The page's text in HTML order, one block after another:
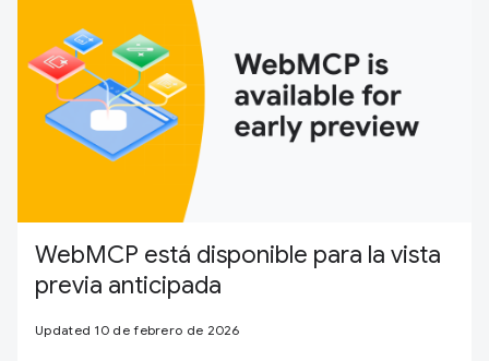
WebMCP está disponible para la vista
previa anticipada
Updated 10 de febrero de 2026